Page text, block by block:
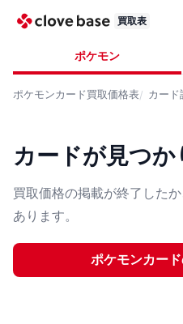
買取表
ポケモン
ポケモンカード買取価格表 カード
カードが見つか
買取価格の掲載が終了した
あります。
ポケモンカード